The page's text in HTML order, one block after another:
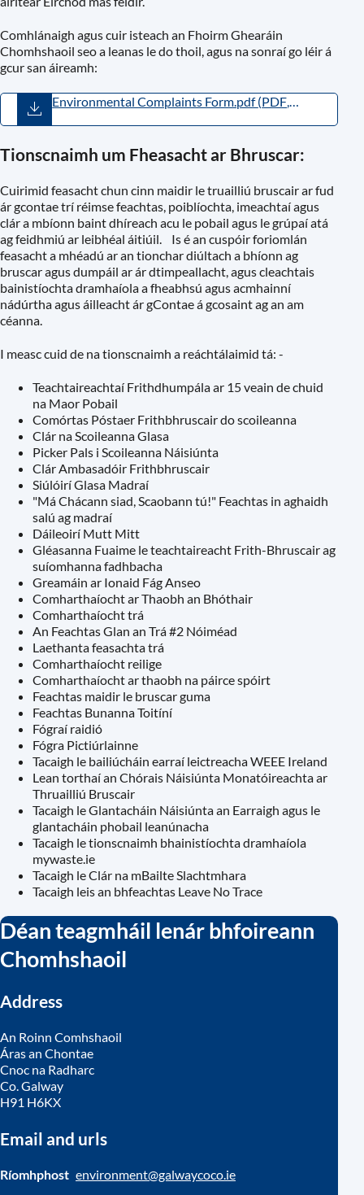
Comhlánaigh agus cuir isteach an Fhoirm Ghearáin
Chomhshaoil seo a leanas le do thoil, agus na sonraí go léir á
gcur san áireamh:
Environmental Complaints Form.pdf(PDF
Tionscnaimh um Fheasacht ar Bhruscar:
Cuirimid feasacht chun cinn maidir le truailliú bruscair ar fud
ár gcontae trí réimse feachtas, poiblíochta, imeachtaí agus
clár a mbíonn baint dhíreach acu le pobail agus le grúpaí atá
ag feidhmiú ar leibhéal áitiúil. Is é an cuspóir foriomlán
feasacht a mhéadú ar an tionchar diúltach a bhíonn ag
bruscar agus dumpáil ar ár dtimpeallacht, agus cleachtais
bainistíochta dramhaíola a fheabhsú agus acmhainní
nádúrtha agus áilleacht ár gContae á gcosaint ag an am
céanna.
I measc cuid de na tionscnaimh a reáchtálaimid tá: -
Teachtaireachtaí Frithdhumpála ar 15 veain de chuid
na Maor Pobail
Comórtas Póstaer Frithbhruscair do scoileanna
Clár na Scoileanna Glasa
Picker Pals i Scoileanna Náisiúnta
Clár Ambasadóir Frithbhruscair
Siúlóirí Glasa Madraí
"Má Chácann siad, Scaobann tú!" Feachtas in aghaidh
salú ag madraí
Dáileoirí Mutt Mitt
Gléasanna Fuaime le teachtaireacht Frith-Bhruscair ag
suíomhanna fadhbacha
Greamáin ar Ionaid Fág Anseo
Comharthaíocht ar Thaobh an Bhóthair
Comharthaíocht trá
An Feachtas Glan an Trá #2 Nóiméad
Laethanta feasachta trá
Comharthaíocht reilige
Comharthaíocht ar thaobh na páirce spóirt
Feachtas maidir le bruscar guma
Feachtas Bunanna Toitíní
Fógraí raidió
Fógra Pictiúrlainne
Tacaigh le bailiúcháin earraí leictreacha WEEE Ireland
Lean torthaí an Chórais Náisiúnta Monatóireachta ar
Thruailliú Bruscair
Tacaigh le Glantacháin Náisiúnta an Earraigh agus le
glantacháin phobail leanúnacha
Tacaigh le tionscnaimh bhainistíochta dramhaíola
mywaste.ie
Tacaigh le Clár na mBailte Slachtmhara
Tacaigh leis an bhfeachtas Leave No Trace
Déan teagmháil lenár bhfoireann
Chomhshaoil
Address
An Roinn Comhshaoil
Áras an Chontae
Cnoc na Radharc
Co. Galway
H91 H6KX
Email and urls
Ríomhphost environment@galwaycoco.ie